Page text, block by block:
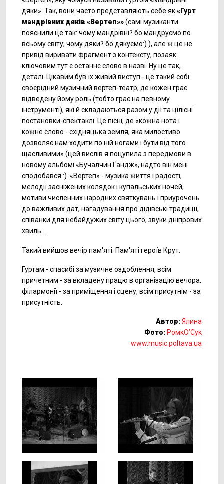
дяки». Так, вони часто представляють себе як«Гурт
мандрівних дяків «Вертеп»»(самі музиканти
пояснили це так: чому мандрівні? бо мандруємо по
всьому світу; чому дяки? бо дякуємо:) ), але ж це не
привід виривати фрагмент з контексту, позаяк
ключовим тут є останнє слово в назві. Ну це так,
деталі. Цікавим був їх живий виступ - це такий собі
своєрідний музичний вертеп-театр, де кожен грає
відведену йому роль (тобто грає на певному
інструменті), які й складаються разом у дії та цілісні
постановки-спектаклі. Це пісні, де «кожна нота і
кожне слово - східняцька земля, яка милостиво
дозволяє нам ходити по ній ногами і бути від того
щасливими» (цей вислів я поцупила з передмови в
новому альбомі «Бучалчин Ґандж», надто він мені
сподобався :). «Вертеп» - музика життя і радості,
мелодії засніжених колядок і купальських ночей,
мотиви численних народних святкувань і приурочень
до важливих дат, нагадування про дідівські традиції,
співанки для небайдужих світу цього, звуки дніпрових
хвиль...
Такий вийшов вечір пам'яті. Пам'яті героїв Крут.
Гуртам - спасибі за музичне оздоблення, всім
причетним - за вкладену працю в організацію вечора,
філармонії - за приміщення і сцену, всім присутнім - за
присутність.
Автор:Ялина
Фото: РомкО’Сук
www.music.poltava.ua